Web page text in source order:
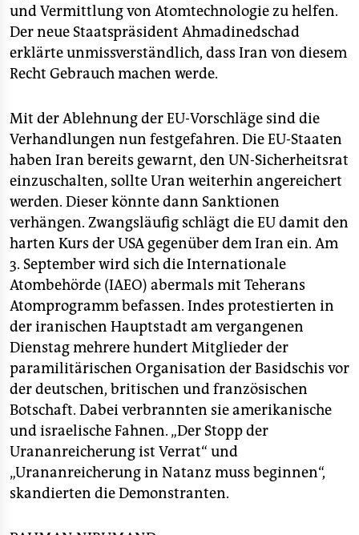
und Vermittlung von Atomtechnologie zu helfen.
Der neue Staatspräsident Ahmadinedschad
erklärte unmissverständlich, dass Iran von diesem
Recht Gebrauch machen werde.
Mit der Ablehnung der EU-Vorschläge sind die
Verhandlungen nun festgefahren. Die EU-Staaten
haben Iran bereits gewarnt, den UN-Sicherheitsrat
einzuschalten, sollte Uran weiterhin angereichert
werden. Dieser könnte dann Sanktionen
verhängen. Zwangsläufig schlägt die EU damit den
harten Kurs der USA gegenüber dem Iran ein. Am
3. September wird sich die Internationale
Atombehörde (IAEO) abermals mit Teherans
Atomprogramm befassen. Indes protestierten in
der iranischen Hauptstadt am vergangenen
Dienstag mehrere hundert Mitglieder der
paramilitärischen Organisation der Basidschis vor
der deutschen, britischen und französischen
Botschaft. Dabei verbrannten sie amerikanische
und israelische Fahnen. „Der Stopp der
Urananreicherung ist Verrat“ und
„Urananreicherung in Natanz muss beginnen“,
skandierten die Demonstranten.